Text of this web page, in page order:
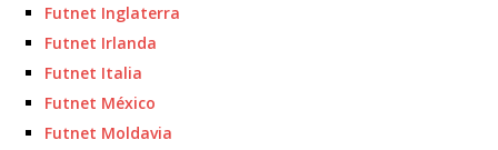
Futnet Inglaterra
Futnet Irlanda
Futnet Italia
Futnet México
Futnet Moldavia